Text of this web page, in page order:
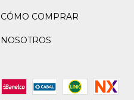
CÓMO COMPRAR
NOSOTROS